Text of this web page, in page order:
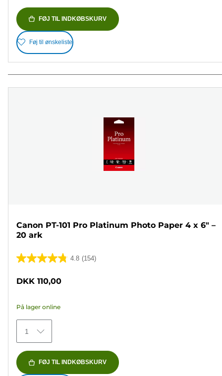
FØJ TIL INDKØBSKURV
Føj til ønskeliste
Canon PT-101 Pro Platinum Photo Paper 4 x 6" –
20 ark
4.8 (154)
4.8
stjerner.
154
anmeldelser
DKK 110,00
På lager online
1
FØJ TIL INDKØBSKURV